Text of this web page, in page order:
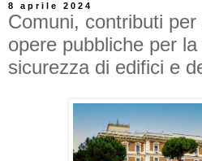
8 aprile 2024
Comuni, contributi
opere pubbliche per
sicurezza di edifici e